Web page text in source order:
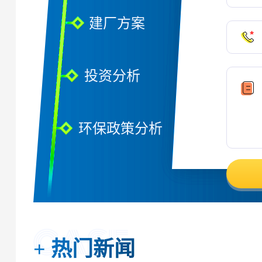
建厂方案
投资分析
环保政策分析
+ 热门新闻